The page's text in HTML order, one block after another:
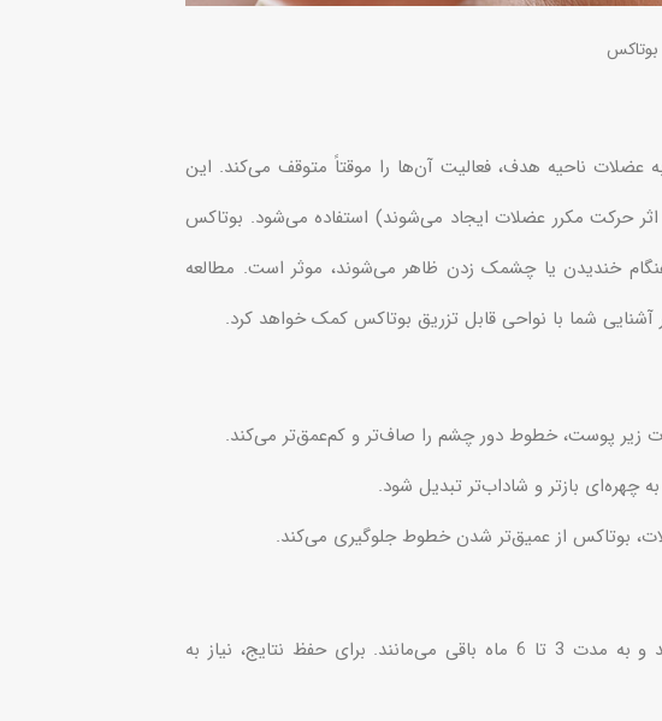
بوتاکس
ناحیه هدف، فعالیت آن‌ها را موقتاً متوقف می‌کند. این
حرکت مکرر عضلات ایجاد می‌شوند) استفاده می‌شود. بوتاکس
خندیدن یا چشمک زدن ظاهر می‌شوند، موثر است. مطالعه
آشنایی شما با نواحی قابل تزریق بوتاکس کمک خواهد کرد.
زیر پوست، خطوط دور چشم را صاف‌تر و کم‌عمق‌تر می‌کند.
بازتر و شاداب‌تر تبدیل شود.
بوتاکس از عمیق‌تر شدن خطوط جلوگیری می‌کند.
نتایج بوتاکس معمولاً پس از 3 تا 7 روز قابل مشاهده هستند و به مدت 3 تا 6 ماه باقی می‌مانند. برای حفظ نتایج، نیاز به